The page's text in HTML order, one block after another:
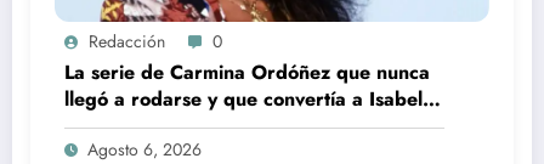
Redacción 0
La serie de Carmina Ordóñez que nunca
llegó a rodarse y que convertía a Isabel
Pantoja en la gran antagonista
Agosto 6, 2026